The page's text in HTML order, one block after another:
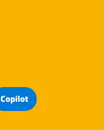
Copilot